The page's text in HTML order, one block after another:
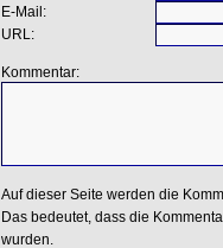
E-Mail:
URL:
Kommentar:
Auf dieser Seite werden die
Das bedeutet, dass die
wurden.